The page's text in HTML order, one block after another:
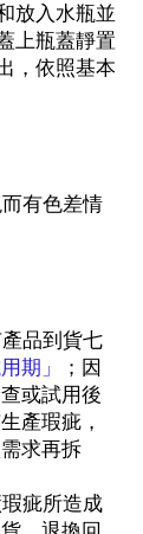
放入水瓶並
上瓶蓋靜置
，依照基本
有色差情
品到貨七
期」
；因
或試用後
產瑕疵，
求再拆
疵所造成